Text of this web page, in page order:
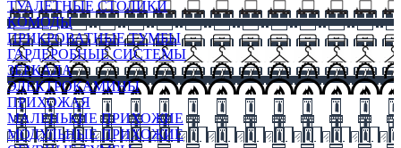
ТУАЛЕТНЫЕ СТОЛИКИ
КОМОДЫ
ПРИКРОВАТНЫЕ ТУМБЫ
ГАРДЕРОБНЫЕ СИСТЕМЫ
ЗЕРКАЛА
ЭЛЕКТРОКАМИНЫ
ПРИХОЖАЯ
МАЛЕНЬКИЕ ПРИХОЖИЕ
МОДУЛЬНЫЕ ПРИХОЖИЕ